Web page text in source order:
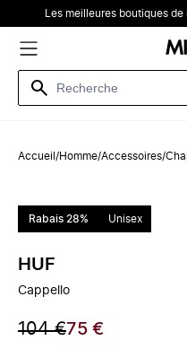
Les meilleures boutiques
Accueil /Homme/Accessoires/
Rabais 28% Unisex
HUF
Cappello
104 €75 €